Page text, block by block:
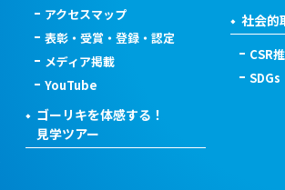
アクセスマップ
表彰・受賞・登録・認定
メディア掲載
YouTube
ゴーリキを体感する！
見学ツアー
社会的
CSR
SDGs